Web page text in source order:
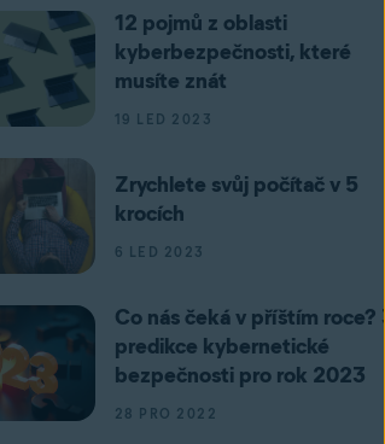
12 pojmů z oblasti
kyberbezpečnosti, které
musíte znát
19 LED 2023
Zrychlete svůj počítač v 5
krocích
6 LED 2023
Co nás čeká v příštím roce?
predikce kybernetické
bezpečnosti pro rok 2023
28 PRO 2022